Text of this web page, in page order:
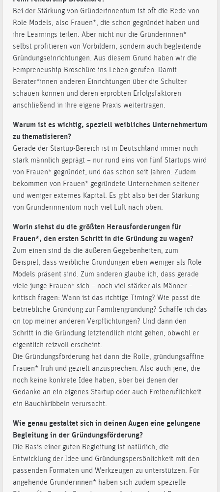
Bei der Stärkung von Gründerinnentum ist oft die Rede von
Role Models, also Frauen*, die schon gegründet haben und
ihre Learnings teilen. Aber nicht nur die Gründerinnen*
selbst profitieren von Vorbildern, sondern auch begleitende
Gründungseinrichtungen. Aus diesem Grund haben wir die
Fempreneuship-Broschüre ins Leben gerufen: Damit
Berater*innen anderen Einrichtungen über die Schulter
schauen können und deren erprobten Erfolgsfaktoren
anschließend in ihre eigene Praxis weitertragen.
Warum ist es wichtig, speziell weibliches Unternehmertum
zu thematisieren?
Gerade der Startup-Bereich ist in Deutschland immer noch
stark männlich geprägt – nur rund eins von fünf Startups wird
von Frauen* gegründet, und das schon seit Jahren. Zudem
bekommen von Frauen* gegründete Unternehmen seltener
und weniger externes Kapital. Es gibt also bei der Stärkung
von Gründerinnentum noch viel Luft nach oben.
Worin siehst du die größten Herausforderungen für
Frauen*, den ersten Schritt in die Gründung zu wagen?
Zum einen sind da die äußeren Gegebenheiten, zum
Beispiel, dass weibliche Gründungen eben weniger als Role
Models präsent sind. Zum anderen glaube ich, dass gerade
viele junge Frauen* sich – noch viel stärker als Männer –
kritisch fragen: Wann ist das richtige Timing? Wie passt die
betriebliche Gründung zur Familiengründung? Schaffe ich das
on top meiner anderen Verpflichtungen? Und dann den
Schritt in die Gründung letztendlich nicht gehen, obwohl er
eigentlich reizvoll erscheint.
Die Gründungsförderung hat dann die Rolle, gründungsaffine
Frauen* früh und gezielt anzusprechen. Also auch jene, die
noch keine konkrete Idee haben, aber bei denen der
Gedanke an ein eigenes Startup oder auch Freiberuflichkeit
ein Bauchkribbeln verursacht.
Wie genau gestaltet sich in deinen Augen eine gelungene
Begleitung in der Gründungsförderung?
Die Basis einer guten Begleitung ist natürlich, die
Entwicklung der Idee und Gründungspersönlichkeit mit den
passenden Formaten und Werkzeugen zu unterstützen. Für
angehende Gründerinnen* haben sich zudem spezielle